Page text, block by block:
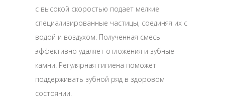
с высокой скоростью подает мелкие
специализированные частицы, соединяя их с
водой и воздухом. Полученная смесь
эффективно удаляет отложения и зубные
камни. Регулярная гигиена поможет
поддерживать зубной ряд в здоровом
состоянии.